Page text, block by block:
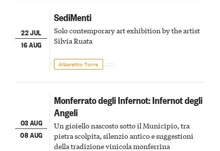
22 JUL
16 AUG
SediMenti
Solo contemporary art exhibition by the artist
Silvia Ruata
Albaretto Torre
03 AUG
08 AUG
Monferrato degli Infernot: Infernot degli
Angeli
Un gioiello nascosto sotto il Municipio, tra
pietra scolpita, silenzio antico e suggestioni
della tradizione vinicola monferrina